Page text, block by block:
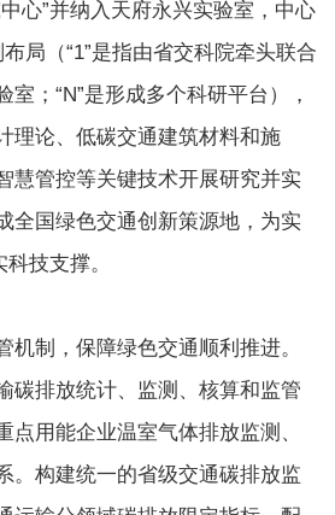
心”并纳入天府永兴实验室，中心
局（“1”是指由省交科院牵头联合
；“N”是形成多个科研平台），
理论、低碳交通建筑材料和施
慧管控等关键技术开展研究并实
全国绿色交通创新策源地，为实
技支撑。
机制，保障绿色交通顺利推进。
碳排放统计、监测、核算和监管
点用能企业温室气体排放监测、
。构建统一的省级交通碳排放监